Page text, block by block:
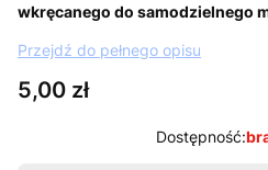
wkręcanego do samodzielnego
Przejdź do pełnego opisu
Cena
5,00 zł
Dostępność: